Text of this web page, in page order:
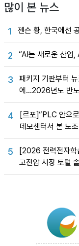
많이 본 뉴스
1 젠슨 황, 한국에선
2 “AI는 새로운 산업,
3
패키지 기판부터
에…2026년도 반
4
[르포]“PLC 안으
데모센터서 본 노
5
[2026 전력전자학
고전압 시장 토털